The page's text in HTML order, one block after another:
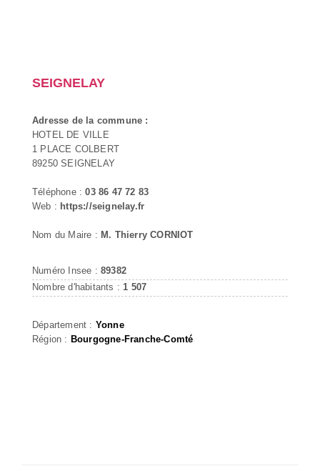
SEIGNELAY
Adresse de la commune :
HOTEL DE VILLE
1 PLACE COLBERT
89250 SEIGNELAY
Téléphone :03 86 47 72 83
Web : https://seignelay.fr
Nom du Maire : M. Thierry CORNIOT
Numéro Insee : 89382
Nombre d'habitants : 1 507
Département : Yonne
Région : Bourgogne-Franche-Comté